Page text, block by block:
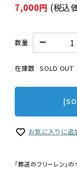
7,000円 (税込
数量
在庫数 SOLD OUT
お気に入りに追
「葬送のフリーレン」